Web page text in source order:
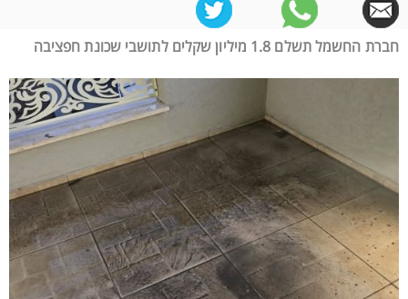
חברת החשמל תשלם 1.8 מיליון שקלים לתושבי שכונת חפציבה